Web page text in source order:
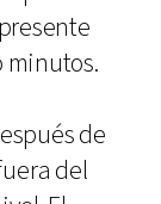
minutos.
de
del